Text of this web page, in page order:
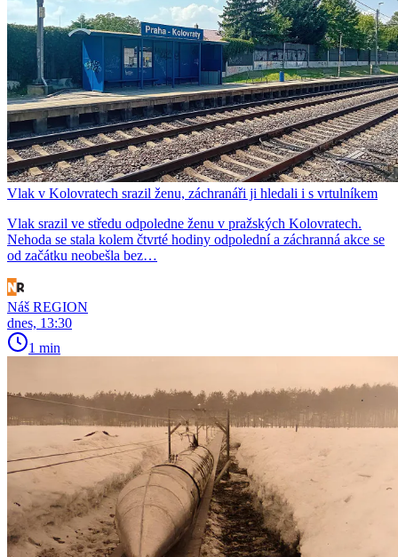
Vlak v Kolovratech srazil ženu, záchranáři ji hledali i s vrtulníkem
Vlak srazil ve středu odpoledne ženu v pražských Kolovratech.
Nehoda se stala kolem čtvrté hodiny odpolední a záchranná akce se
od začátku neobešla bez…
Náš REGION
dnes, 13:30
1 min